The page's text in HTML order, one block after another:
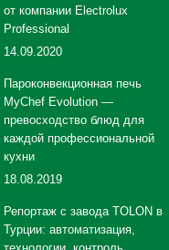
от компании Electrolux
Professional
14.09.2020
Пароконвекционная печь
MyChef Evolution —
превосходство блюд для
каждой профессиональной
кухни
18.08.2019
Репортаж с завода TOLON в
Турции: автоматизация,